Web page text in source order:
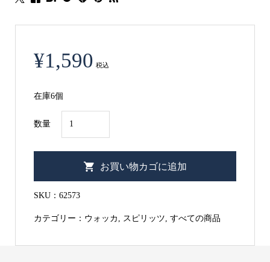
¥1,590 税込
在庫6個
数量
モ
お買い物カゴに追加
SKU： 62573
カテゴリー： ウォッカ スピリッツ すべての商品